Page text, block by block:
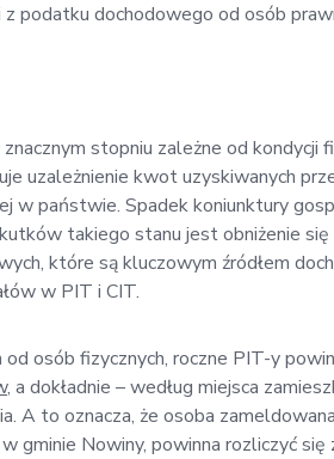
podatku dochodowego od osób
stopniu zależne od kondycji
uzależnienie kwot uzyskiwanych
w państwie. Spadek koniunktury
takiego stanu jest obniżenie
które są kluczowym źródłem
w PIT i CIT.
osób fizycznych, roczne PIT-y
, a dokładnie – według miejsca
A to oznacza, że osoba
gminie Nowiny, powinna rozliczyć